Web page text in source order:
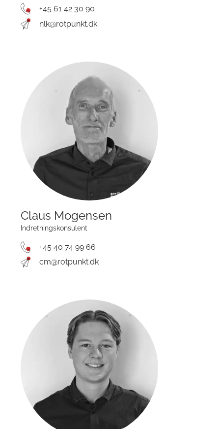
+45 61 42 30 90
nlk@rotpunkt.dk
Claus Mogensen
Indretningskonsulent
+45 40 74 99 66
cm@rotpunkt.dk